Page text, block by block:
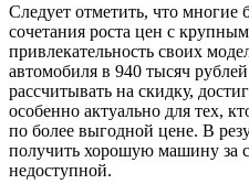
Следует отметить, что многие
сочетания роста цен с
привлекательность своих
автомобиля в 940 тысяч
рассчитывать на скидку,
особенно актуально для тех,
по более выгодной цене. В
получить хорошую машину за
недоступной.